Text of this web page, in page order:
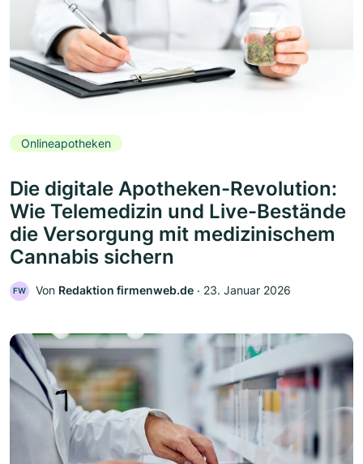
Onlineapotheken
Die digitale Apotheken-Revolution:
Wie Telemedizin und Live-Bestände
die Versorgung mit medizinischem
Cannabis sichern
FW Von Redaktion firmenweb.de ‧ 23. Januar 2026